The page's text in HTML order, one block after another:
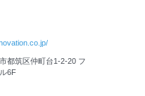
都筑区仲町台1-2-20 フ
6F